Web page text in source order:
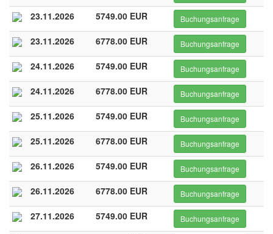
23.11.2026 5749.00 EUR Buchungsanfrage
23.11.2026 6778.00 EUR Buchungsanfrage
24.11.2026 5749.00 EUR Buchungsanfrage
24.11.2026 6778.00 EUR Buchungsanfrage
25.11.2026 5749.00 EUR Buchungsanfrage
25.11.2026 6778.00 EUR Buchungsanfrage
26.11.2026 5749.00 EUR Buchungsanfrage
26.11.2026 6778.00 EUR Buchungsanfrage
27.11.2026 5749.00 EUR Buchungsanfrage